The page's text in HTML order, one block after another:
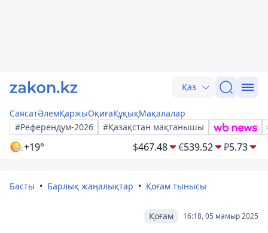
Қаз
СаясатӘлемҚаржыОқиғаҚұқықМақалалар
#Референдум-2026
#Қазақстан мақтанышы
+19° $467.48 €539.52 ₽5.73
Басты Барлық жаңалықтар Қоғам тынысы
16:18, 05 мамыр 2025
Қоғам